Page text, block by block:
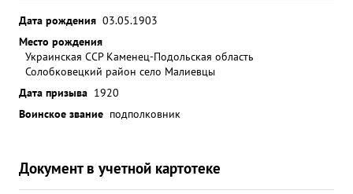
Дата рождения 03.05.1903
Место рождения
Украинская ССР Каменец-Подольская область
Солобковецкий район село Малиевцы
Дата призыва 1920
Воинское звание подполковник
Документ в учетной картотеке